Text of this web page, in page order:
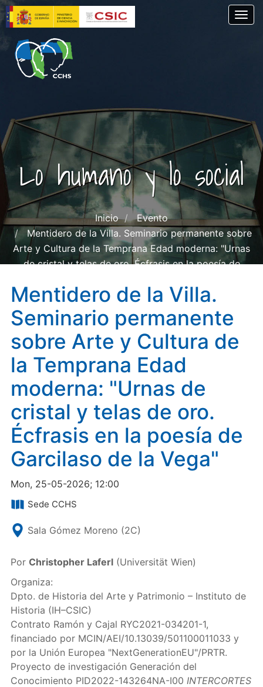
Skip
to
main
content
Lo humano y lo social
Inicio
Evento
Mentidero de la Villa. Seminario permanente sobre
Arte y Cultura de la Temprana Edad moderna: "Urnas
de cristal y telas de oro. Écfrasis en la poesía de
Mentidero de la Villa.
Seminario permanente
sobre Arte y Cultura de
la Temprana Edad
moderna: "Urnas de
cristal y telas de oro.
Écfrasis en la poesía de
Garcilaso de la Vega"
Mon, 25-05-2026; 12:00
Sede CCHS
Sala Gómez Moreno (2C)
Por Christopher Laferl(Universität Wien)
Organiza:
Dpto. de Historia del Arte y Patrimonio – Instituto de
Historia (IH–CSIC)
Contrato Ramón y Cajal RYC2021-034201-1,
financiado por MCIN/AEI/10.13039/501100011033 y
por la Unión Europea "NextGenerationEU"/PRTR.
Proyecto de investigación Generación del
Conocimiento PID2022-143264NA-I00 INTERCORTES